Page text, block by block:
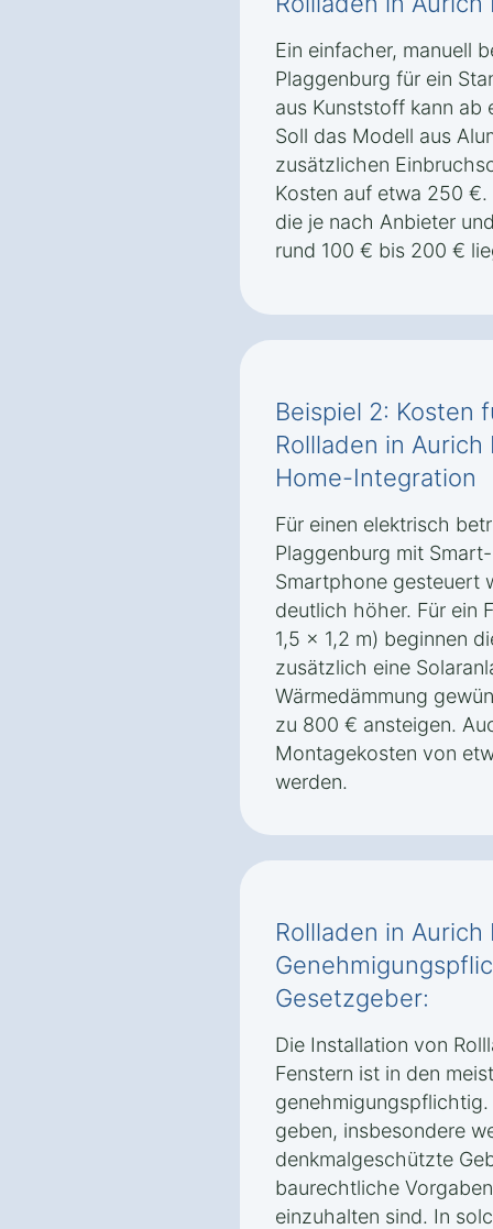
Ein einfacher, manuell
Plaggenburg für ein
aus Kunststoff kann ab
Soll das Modell aus
zusätzlichen
Kosten auf etwa 250
die je nach Anbieter
rund 100 € bis 200 €
Beispiel 2: Kosten
Rollladen in
Home-Integration
Für einen elektrisch
Plaggenburg mit
Smartphone gesteuert
deutlich höher. Für ein
1,5 x 1,2 m) beginnen
zusätzlich eine
Wärmedämmung
zu 800 € ansteigen.
Montagekosten von
werden.
Rollladen in
Gesetzgeber:
Die Installation von
Fenstern ist in den
geben, insbesondere
denkmalgeschützte
baurechtliche
einzuhalten sind. In